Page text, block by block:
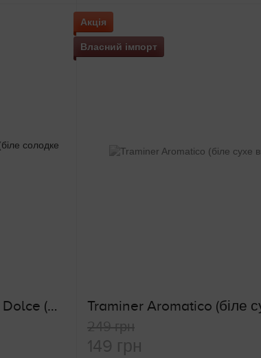
Antonutti Lindul Bianco Dolce (біле солодке вино)
Акція
Власний імпорт
249 грн
149 грн